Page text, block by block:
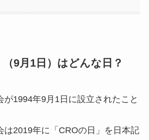
（9月1日）はどんな日？
が1994年9月1日に設立されたこと
は2019年に「CROの日」を日本記